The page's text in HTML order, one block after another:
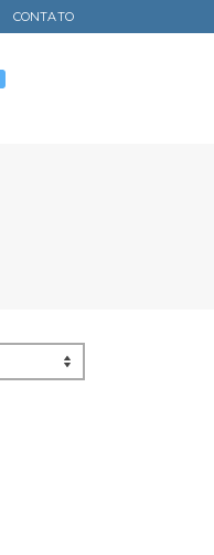
CONTATO